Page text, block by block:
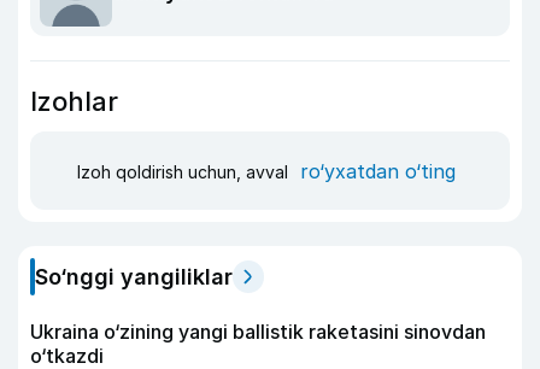
Izohlar
Izoh qoldirish uchun, avval ro‘yxatdan o‘ting
So‘nggi yangiliklar
Ukraina o‘zining yangi ballistik raketasini sinovdan
o‘tkazdi